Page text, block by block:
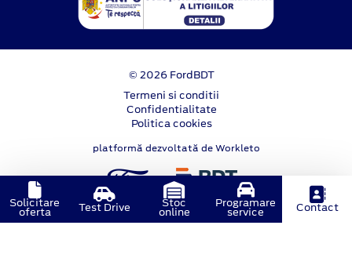
© 2026 FordBDT
Termeni si conditii
Confidentialitate
Politica cookies
platformă dezvoltată de Workleto
Solicitare
oferta Test Drive Stoc
online
Programare
service Contact